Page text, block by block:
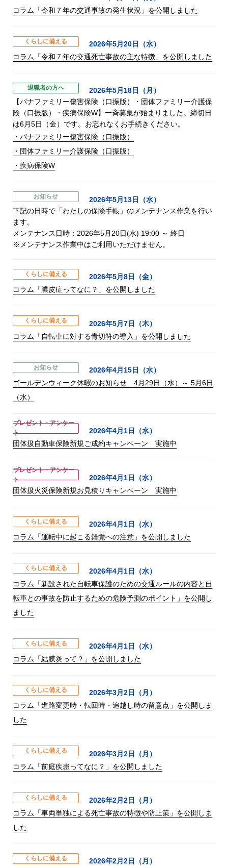
コラム「令和７年の交通事故の発生状況」を公開しました
くらしに備える
2026年5月20日（水）
コラム「令和７年の交通死亡事故の主な特徴」を公開しました
退職者の方へ
2026年5月18日（月）
【パナファミリー傷害保険（口振版）・団体ファミリー介護保
険（口振版）・疾病保険W】一斉募集が始まりました。締切日
は6月5日（金）です。お忘れなくお手続きください。
・パナファミリー傷害保険（口振版）
・団体ファミリー介護保険（口振版）
・疾病保険W
お知らせ
2026年5月13日（水）
下記の日時で「わたしの保険手帳」のメンテナンス作業を行い
ます。
メンテナンス日時：2026年5月20日(水) 19:00 ～ 終日
※メンテナンス作業中はご利用いただけません。
くらしに備える
2026年5月8日（金）
コラム「膿皮症ってなに？」を公開しました
くらしに備える
2026年5月7日（木）
コラム「自転車に対する青切符の導入」を公開しました
お知らせ
2026年4月15日（水）
ゴールデンウィーク休暇のお知らせ 4月29日（水）～ 5月6日
（水）
プレゼント・アンケー
ト
2026年4月1日（水）
団体扱自動車保険新規ご成約キャンペーン 実施中
プレゼント・アンケー
ト
2026年4月1日（水）
団体扱火災保険新規お見積りキャンペーン 実施中
くらしに備える
2026年4月1日（水）
コラム「運転中に起こる錯覚への注意」を公開しました
くらしに備える
2026年4月1日（水）
コラム「新設された自転車保護のための交通ルールの内容と自
転車との事故を防止するための危険予測のポイント」を公開し
ました
くらしに備える
2026年4月1日（水）
コラム「結膜炎って？」を公開しました
くらしに備える
2026年3月2日（月）
コラム「進路変更時・転回時・追越し時の留意点」を公開しま
した
くらしに備える
2026年3月2日（月）
コラム「前庭疾患ってなに？」を公開しました
くらしに備える
2026年2月2日（月）
コラム「車両単独による死亡事故の特徴や防止策」を公開しま
した
くらしに備える
2026年2月2日（月）